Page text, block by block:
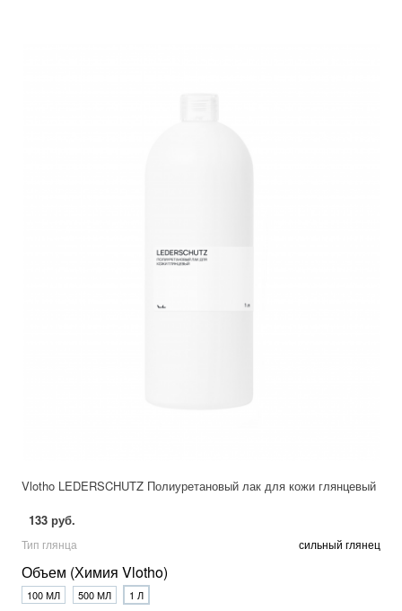
Vlotho LEDERSCHUTZ Полиуретановый лак для кожи глянцевый
133 руб.
Тип глянца сильный глянец
Объем (Химия Vlotho)
100 МЛ 500 МЛ 1 Л